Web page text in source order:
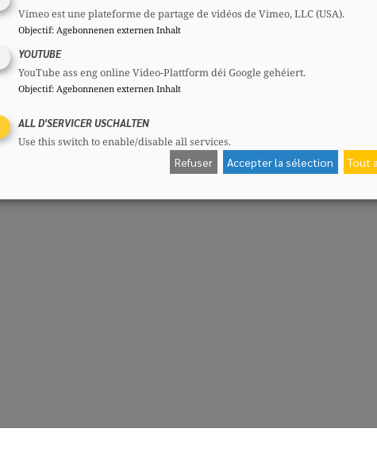
Vimeo est une plateforme de partage de vidéos de Vimeo, LLC (USA).
Objectif: Agebonnenen externen Inhalt
YOUTUBE
YouTube ass eng online Video-Plattform déi Google gehéiert.
Objectif: Agebonnenen externen Inhalt
ALL D'SERVICER USCHALTEN
Use this switch to enable/disable all services.
Refuser Accepter la sélection Tout